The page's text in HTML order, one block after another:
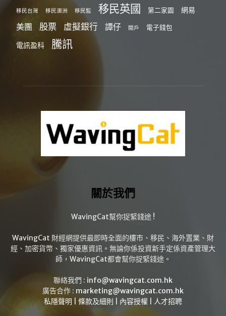
移民台灣 移民澳洲 移民監 移民英國 第二家園 網易
美團 股票 虛擬銀行 譚仔 開戶 電子錢包
電訊盈科 騰訊
關於我們
WavingCat幫你捉緊錢途 !
WavingCat 財經網提供最即時全面的樓市、移民、海外置業、財
經、加密貨幣、獨家優惠資訊。無論你係投資新手定係資產管理大
師，WavingCat都會幫你捉緊錢途。
聯絡我們 : info@wavingcat.com.hk
廣告合作 : marketing@wavingcat.com.hk
私隱聲明
條款及細則 內容授權 人才招聘